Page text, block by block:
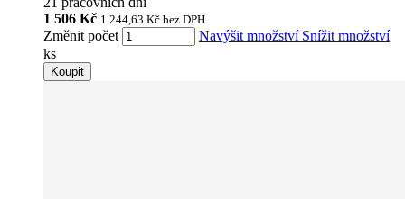
1 506 Kč 1 244,63 Kč bez DPH
Změnit počet Navýšit množství Snížit množství
ks
Koupit